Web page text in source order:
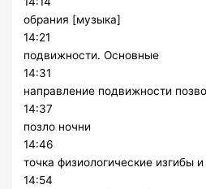
обрания [музыка]
14:21
подвижности. Основные
14:31
направление подвижности
14:37
позло ночни
14:46
точка физиологические изгибы
14:54